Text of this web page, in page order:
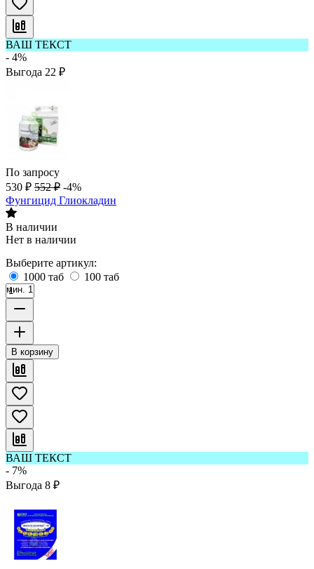
ВАШ ТЕКСТ
- 4%
Выгода 22 ₽
По запросу
530 ₽ 552 ₽ -4%
Фунгицид Глиокладин
В наличии
Нет в наличии
Выберите артикул:
1000 таб
100 таб
мин. 1
В корзину
ВАШ ТЕКСТ
- 7%
Выгода 8 ₽